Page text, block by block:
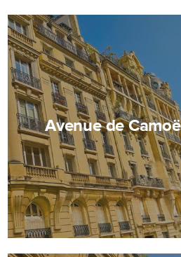
Avenue de